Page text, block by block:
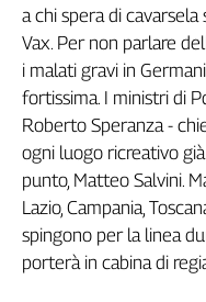
Romagna
Friuli
Venezia
Giulia
Lazio
Liguria
Lombardia
Marche
Piemonte
Puglia
a chi spera di
Vax. Per non parlare
i malati gravi in
fortissima. I ministri di
Roberto Speranza -
ogni luogo ricreativo
punto, Matteo Salvini.
Lazio, Campania,
spingono per la linea
porterà in cabina di